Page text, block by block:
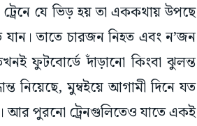
যে ভিড় হয় তা এককথায় উপছে
যান। তাতে চারজন নিহত এবং ন’জন
ফুটবোর্ডে দাঁড়ানো কিংবা ঝুলন্ত
নিয়েছে, মুম্বইয়ে আগামী দিনে যত
আর পুরনো ট্রেনগুলিতেও যাতে একই